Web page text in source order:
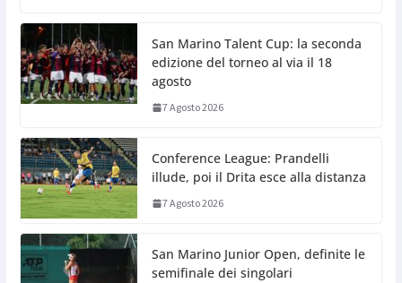
San Marino Talent Cup: la seconda
edizione del torneo al via il 18
agosto
7 Agosto 2026
Conference League: Prandelli
illude, poi il Drita esce alla distanza
7 Agosto 2026
San Marino Junior Open, definite le
semifinale dei singolari